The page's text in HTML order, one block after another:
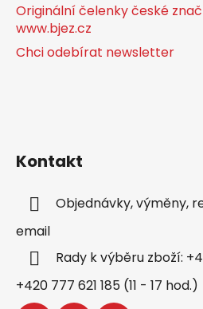
Originální čelenky české
www.bjez.cz
Chci odebírat newsletter
Kontakt
Objednávky, výměny,
email
Rady k výběru zboží:
+420 777 621 185 (11 - 17 hod.)